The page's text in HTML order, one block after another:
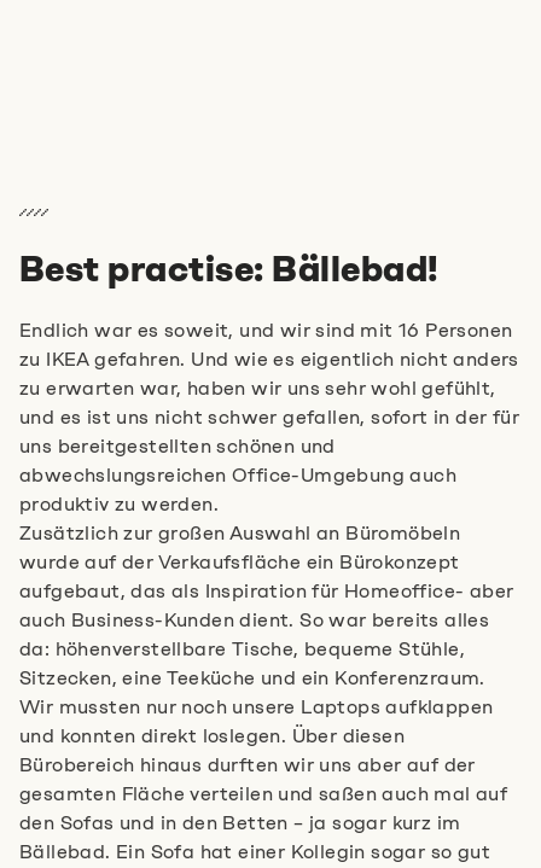
Best practise: Bällebad!
Endlich war es soweit, und wir sind mit 16 Personen
zu IKEA gefahren. Und wie es eigentlich nicht anders
zu erwarten war, haben wir uns sehr wohl gefühlt,
und es ist uns nicht schwer gefallen, sofort in der für
uns bereitgestellten schönen und
abwechslungsreichen Office-Umgebung auch
produktiv zu werden.
Zusätzlich zur großen Auswahl an Büromöbeln
wurde auf der Verkaufsfläche ein Bürokonzept
aufgebaut, das als Inspiration für Homeoffice- aber
auch Business-Kunden dient. So war bereits alles
da: höhenverstellbare Tische, bequeme Stühle,
Sitzecken, eine Teeküche und ein Konferenzraum.
Wir mussten nur noch unsere Laptops aufklappen
und konnten direkt loslegen. Über diesen
Bürobereich hinaus durften wir uns aber auf der
gesamten Fläche verteilen und saßen auch mal auf
den Sofas und in den Betten – ja sogar kurz im
Bällebad. Ein Sofa hat einer Kollegin sogar so gut